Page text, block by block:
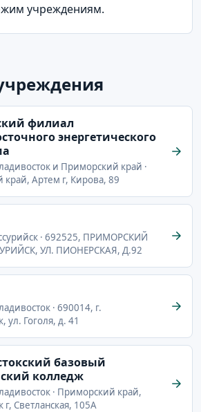
учреждениям.
филиал
энергетического
и Приморский край ·
Артем г, Кирова, 89
· 692525, ПРИМОРСКИЙ
УЛ. ПИОНЕРСКАЯ, Д.92
· 690014, г.
ул. Гоголя, д. 41
базовый
колледж
· Приморский край,
г, Светланская, 105А